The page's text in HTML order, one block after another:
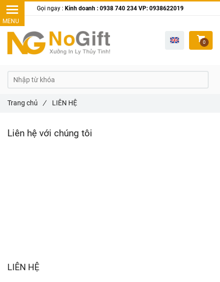
Liên hệ với chúng tôi
LIÊN HỆ
Trang chủ / LIÊN HỆ
Gọi ngay : Kinh doanh : 0938 740 234 VP: 0938622019
0